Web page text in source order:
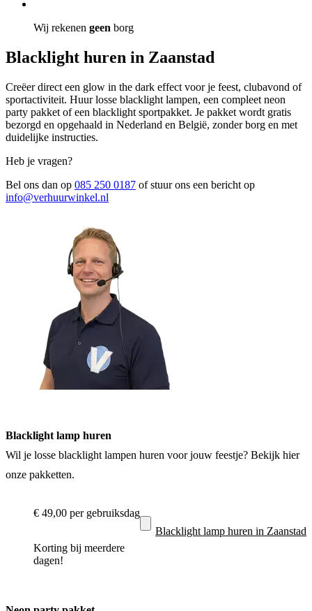
Wij rekenen geen borg
Blacklight huren in Zaanstad
Creëer direct een glow in the dark effect voor je feest, clubavond of
sportactiviteit. Huur losse blacklight lampen, een compleet neon
party pakket of een blacklight sportpakket. Je pakket wordt gratis
bezorgd en opgehaald in Nederland en België, zonder borg en met
duidelijke instructies.
Heb je vragen?
Bel ons dan op 085 250 0187 of stuur ons een bericht op
info@verhuurwinkel.nl
Blacklight lamp huren
Wil je losse blacklight lampen huren voor jouw feestje? Bekijk hier
onze pakketten.
€ 49,00 per gebruiksdag
Korting bij meerdere
dagen!
Blacklight lamp huren in Zaanstad